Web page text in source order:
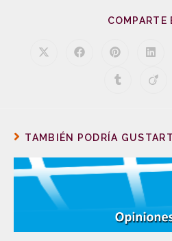
COMPARTE
TAMBIÉN PODRÍA